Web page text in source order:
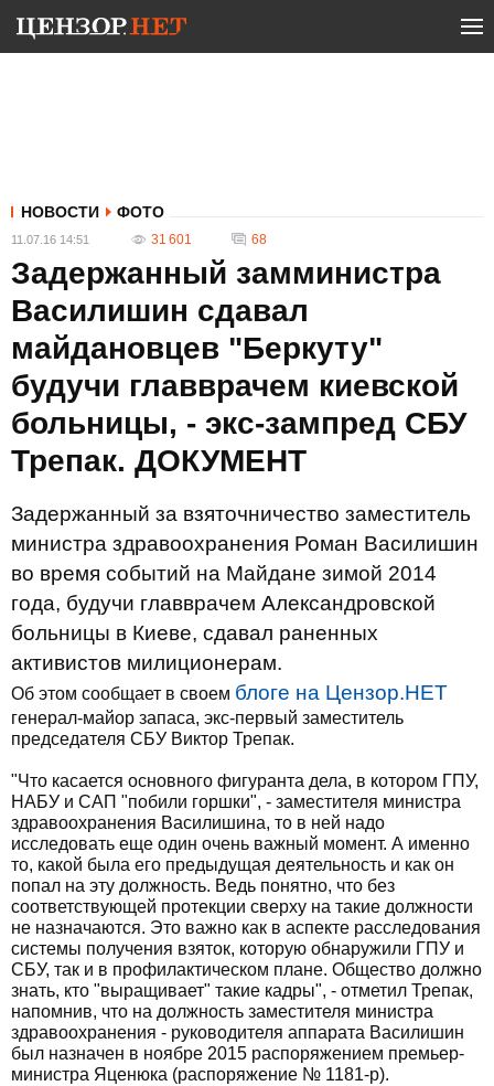
НОВОСТИ ФОТО
11.07.16 14:51 31 601 68
Задержанный замминистра
Василишин сдавал
майдановцев "Беркуту"
будучи главврачем киевской
больницы, - экс-зампред СБУ
Трепак. ДОКУМЕНТ
Задержанный за взяточничество заместитель
министра здравоохранения Роман Василишин
во время событий на Майдане зимой 2014
года, будучи главврачем Александровской
больницы в Киеве, сдавал раненных
активистов милиционерам.
Об этом сообщает в своем блоге на Цензор.НЕТ
генерал-майор запаса, экс-первый заместитель
председателя СБУ Виктор Трепак.
"Что касается основного фигуранта дела, в котором ГПУ,
НАБУ и САП "побили горшки", - заместителя министра
здравоохранения Василишина, то в ней надо
исследовать еще один очень важный момент. А именно
то, какой была его предыдущая деятельность и как он
попал на эту должность. Ведь понятно, что без
соответствующей протекции сверху на такие должности
не назначаются. Это важно как в аспекте расследования
системы получения взяток, которую обнаружили ГПУ и
СБУ, так и в профилактическом плане. Общество должно
знать, кто "выращивает" такие кадры", - отметил Трепак,
напомнив, что на должность заместителя министра
здравоохранения - руководителя аппарата Василишин
был назначен в ноябре 2015 распоряжением премьер-
министра Яценюка (распоряжение № 1181-р).